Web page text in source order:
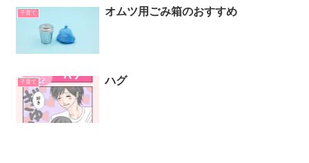
子育て オムツ用ごみ箱のおすすめ
子育て ハグ